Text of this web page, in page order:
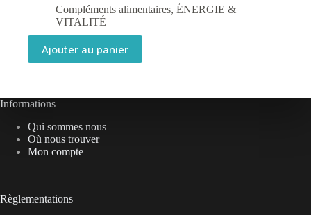
Compléments alimentaires, ÉNERGIE &
VITALITÉ
Ajouter au panier
Informations
Qui sommes nous
Où nous trouver
Mon compte
Règlementations